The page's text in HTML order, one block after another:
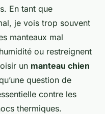
En tant que
je vois trop souvent
manteaux mal
ou restreignent
un manteau chien
question de
contre les
thermiques.